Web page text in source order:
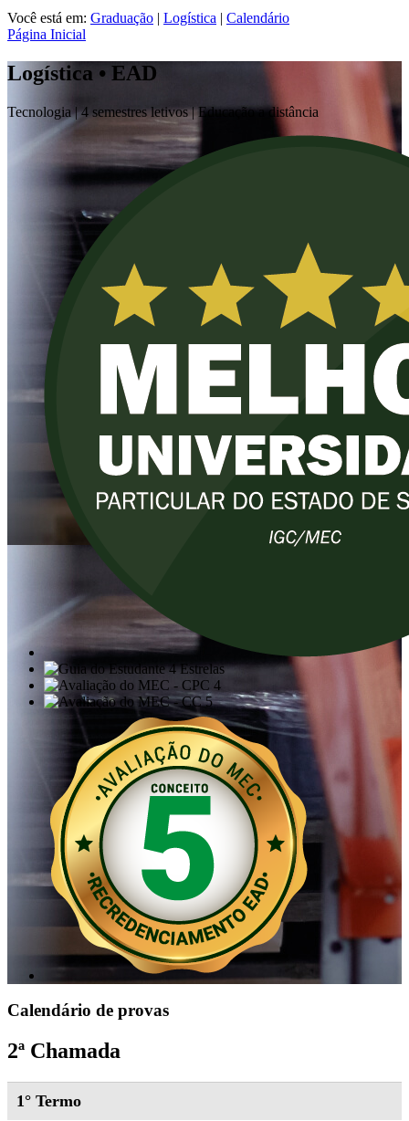
Você está em: Graduação | Logística | Calendário
Página Inicial
Logística • EAD
Tecnologia |4 semestres letivos | Educação a distância
Calendário de provas
2ª Chamada
1° Termo